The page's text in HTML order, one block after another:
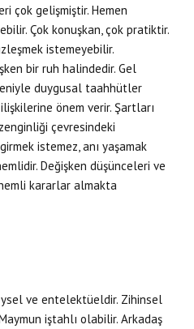
çok gelişmiştir. Hemen
Çok konuşkan, çok pratiktir.
istemeyebilir.
bir ruh halindedir. Gel
duygusal taahhütler
önem verir. Şartları
çevresindeki
istemez, anı yaşamak
Değişken düşünceleri ve
kararlar almakta
ve entelektüeldir. Zihinsel
iştahlı olabilir. Arkadaş